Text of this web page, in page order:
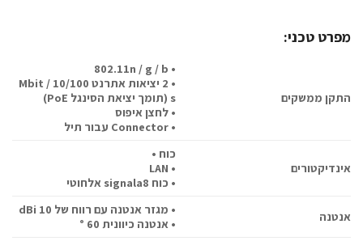
מפרט טכני:
התקן ממשקים
• 802.11n / g / b
• 2 יציאות אתרנט 10/100 Mbit /
s (תומך יציאת הסינגל PoE)
• לחצן איפוס
• Connector עבור תיל
אינדיקטורים
כוח •
• LAN
• כוח signala8 אלחוטי
אנטנה
• מגזר אנטנה עם רווח של 10 dBi
• אנטנה כיוונית 60 °